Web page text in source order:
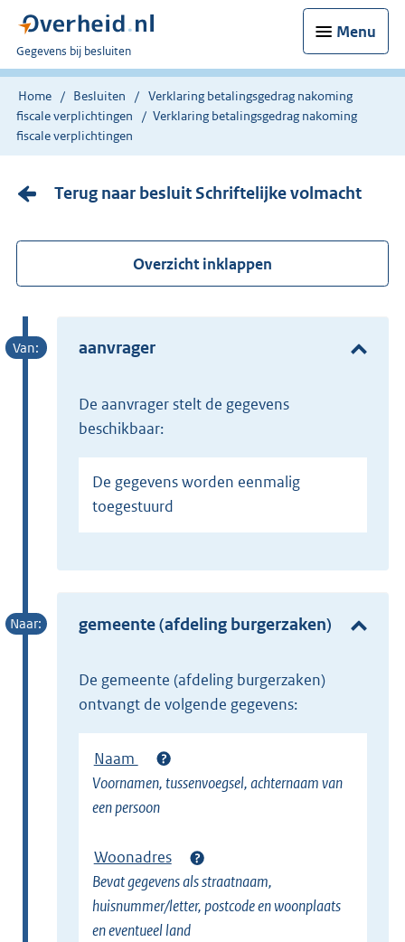
Menu
U
bent
nu
hier:
Gegevens bij besluiten
Home Besluiten
Verklaring betalingsgedrag nakoming
fiscale verplichtingen
Verklaring betalingsgedrag nakoming
fiscale verplichtingen
Terug naar besluit Schriftelijke volmacht
Overzicht inklappen
aanvrager
de aanvrager stelt de gegevens
beschikbaar:
De gegevens worden eenmalig
toegestuurd
gemeente (afdeling burgerzaken)
de gemeente (afdeling burgerzaken)
ontvangt de volgende gegevens:
Naam
Voornamen, tussenvoegsel, achternaam van
een persoon
Woonadres
Bevat gegevens als straatnaam,
huisnummer/letter, postcode en woonplaats
en eventueel land